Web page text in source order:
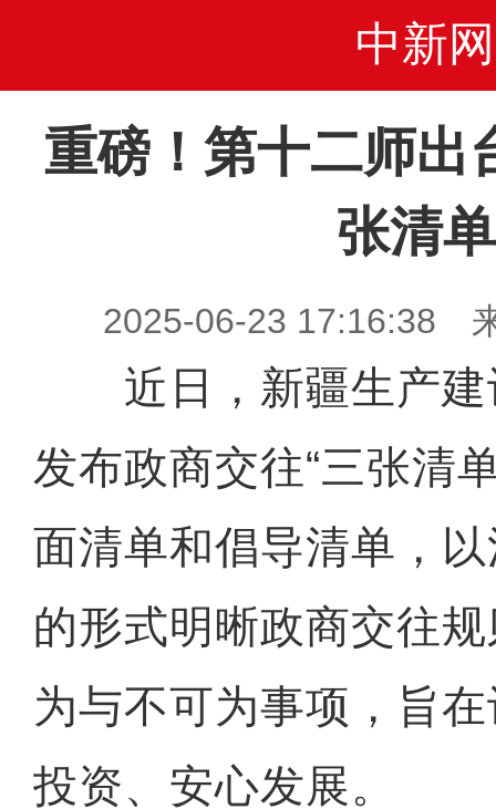
中新网
重磅！第十二师出
张清
2025-06-23 17:16:38
近日，新疆生产建
发布政商交往“三张清
面清单和倡导清单，
的形式明晰政商交往
为与不可为事项，旨
投资、安心发展。